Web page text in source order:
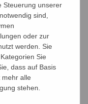
bei der Trainer:in
bei der Trainer:in
Steuerung unserer
sind,
oder zur
werden. Sie
Sie
dass auf Basis
mehr alle
stehen.